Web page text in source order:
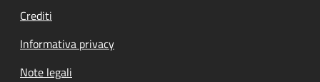
Crediti
Informativa privacy
Note legali